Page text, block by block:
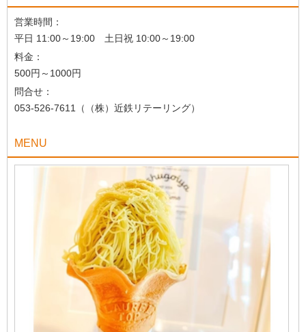
営業時間：
平日 11:00～19:00 土日祝 10:00～19:00
料金：
500円～1000円
問合せ：
053-526-7611（（株）近鉄リテーリング）
MENU